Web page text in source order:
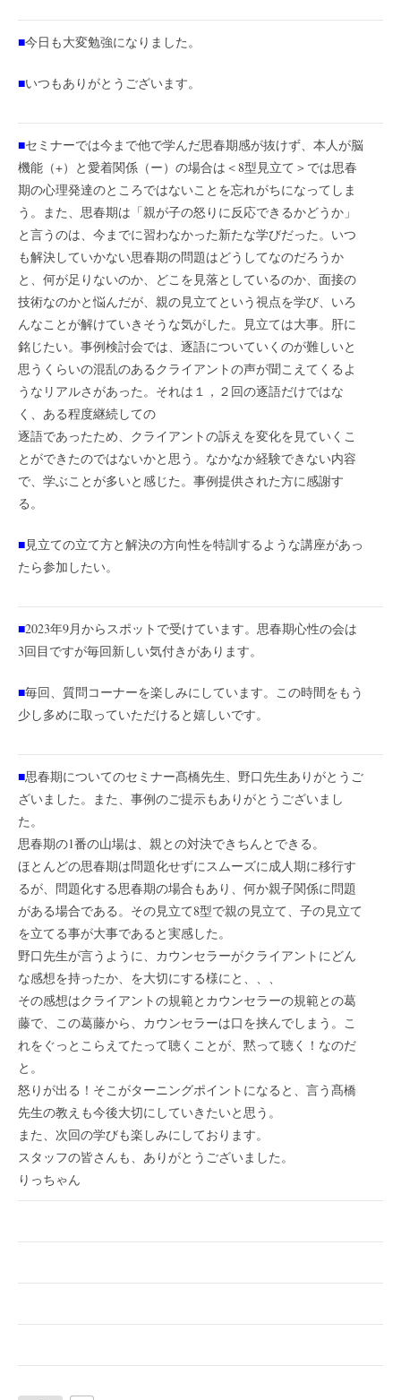
■今日も大変勉強になりました。
■いつもありがとうございます。
■セミナーでは今まで他で学んだ思春期感が抜けず、本人が脳
機能（+）と愛着関係（ー）の場合は＜8型見立て＞では思春
期の心理発達のところではないことを忘れがちになってしま
う。また、思春期は「親が子の怒りに反応できるかどうか」
と言うのは、今までに習わなかった新たな学びだった。いつ
も解決していかない思春期の問題はどうしてなのだろうか
と、何が足りないのか、どこを見落としているのか、面接の
技術なのかと悩んだが、親の見立てという視点を学び、いろ
んなことが解けていきそうな気がした。見立ては大事。肝に
銘じたい。事例検討会では、逐語についていくのが難しいと
思うくらいの混乱のあるクライアントの声が聞こえてくるよ
うなリアルさがあった。それは１，２回の逐語だけではな
く、ある程度継続しての
逐語であったため、クライアントの訴えを変化を見ていくこ
とができたのではないかと思う。なかなか経験できない内容
で、学ぶことが多いと感じた。事例提供された方に感謝す
る。
■見立ての立て方と解決の方向性を特訓するような講座があっ
たら参加したい。
■2023年9月からスポットで受けています。思春期心性の会は
3回目ですが毎回新しい気付きがあります。
■毎回、質問コーナーを楽しみにしています。この時間をもう
少し多めに取っていただけると嬉しいです。
■思春期についてのセミナー髙橋先生、野口先生ありがとうご
ざいました。また、事例のご提示もありがとうございまし
た。
思春期の1番の山場は、親との対決できちんとできる。
ほとんどの思春期は問題化せずにスムーズに成人期に移行す
るが、問題化する思春期の場合もあり、何か親子関係に問題
がある場合である。その見立て8型で親の見立て、子の見立て
を立てる事が大事であると実感した。
野口先生が言うように、カウンセラーがクライアントにどん
な感想を持ったか、を大切にする様にと、、、
その感想はクライアントの規範とカウンセラーの規範との葛
藤で、この葛藤から、カウンセラーは口を挟んでしまう。こ
れをぐっとこらえてたって聴くことが、黙って聴く！なのだ
と。
怒りが出る！そこがターニングポイントになると、言う髙橋
先生の教えも今後大切にしていきたいと思う。
また、次回の学びも楽しみにしております。
スタッフの皆さんも、ありがとうございました。
りっちゃん